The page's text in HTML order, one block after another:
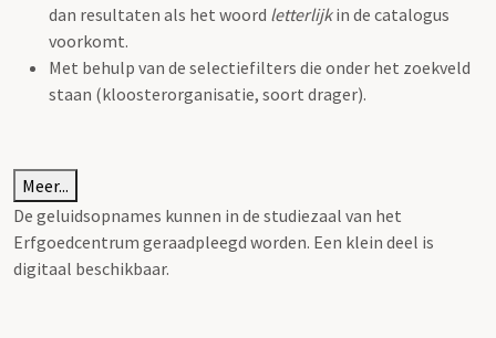
dan resultaten als het woord letterlijkin de catalogus
voorkomt.
Met behulp van de selectiefilters die onder het zoekveld
staan (kloosterorganisatie, soort drager).
Meer...
De geluidsopnames kunnen in de studiezaal van het
Erfgoedcentrum geraadpleegd worden. Een klein deel is
digitaal beschikbaar.